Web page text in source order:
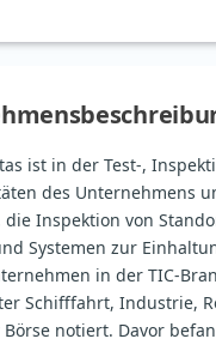
ist in der Test-,
des Unternehmens
die Inspektion von
Systemen zur
in der TIC-
Schifffahrt, Industrie,
Börse notiert. Davor